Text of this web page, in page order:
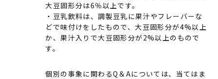
大豆固形分は6％以上です。
・豆乳飲料は、調製豆乳に果汁やフレーバーな
どで味付けをしたもので、大豆固形分が4%以上
か、果汁入りで大豆固形分が2%以上のもので
す。
個別の事象に関わるQ＆Aについては、当てはま